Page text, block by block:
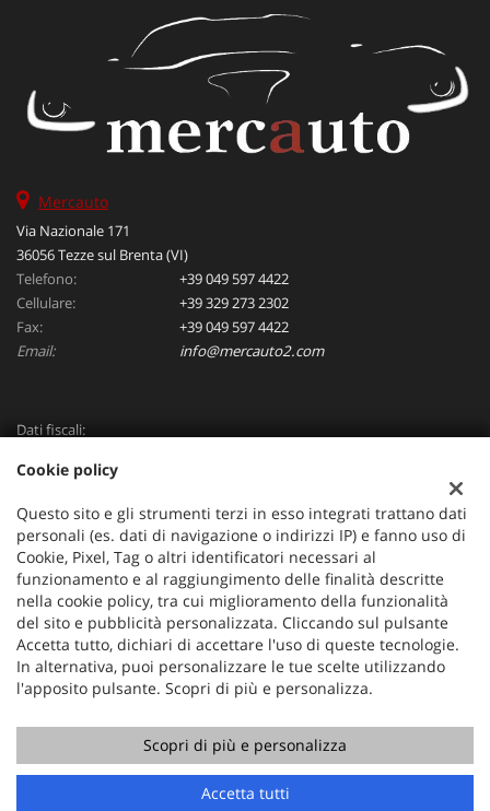
Mercauto
Via Nazionale 171
36056 Tezze sul Brenta (VI)
Telefono:
+39 049 597 4422
Cellulare:
+39 329 273 2302
Fax:
+39 049 597 4422
Email:
info@mercauto2.com
Dati fiscali:
Via Nazionale, 171 PD - 36056 Tezze sul Brenta
Registro delle imprese:PD
Copyright © 2026 GestionaleAuto.com S.r.l., Tutti i diritti
riservati -Leggi l'informativa sulla privacy-Cookie Policy
GestionaleAuto.com
Cookie policy
Questo sito e gli strumenti terzi in esso integrati trattano dati
personali (es. dati di navigazione o indirizzi IP) e fanno uso di
Cookie, Pixel, Tag o altri identificatori necessari al
funzionamento e al raggiungimento delle finalità descritte
nella cookie policy, tra cui miglioramento della funzionalità
del sito e pubblicità personalizzata. Cliccando sul pulsante
Accetta tutto, dichiari di accettare l'uso di queste tecnologie.
In alternativa, puoi personalizzare le tue scelte utilizzando
l'apposito pulsante. Scopri di più e personalizza.
Scopri di più e personalizza
Accetta tutti